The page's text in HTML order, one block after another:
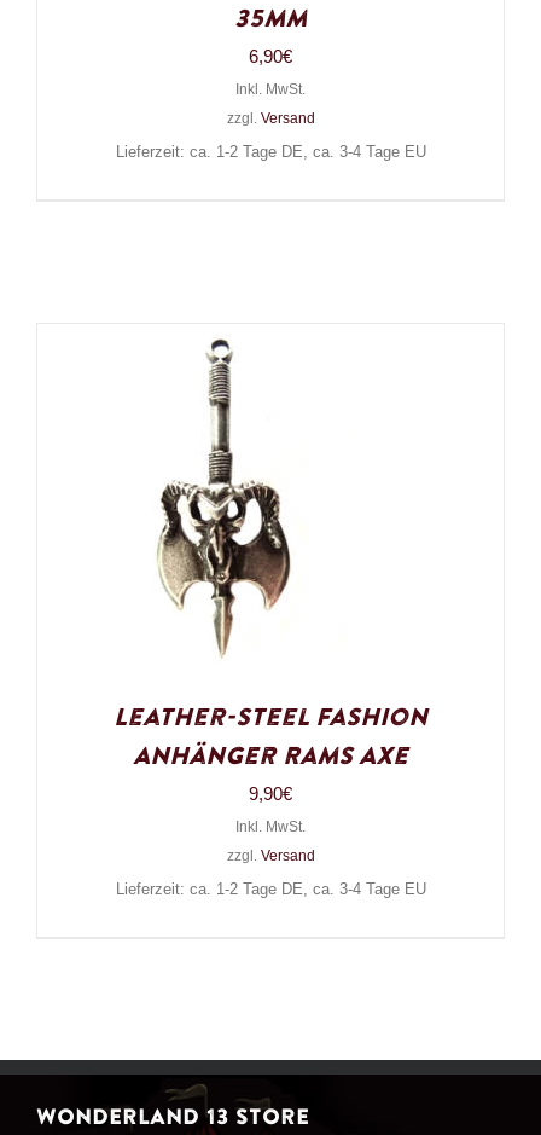
35mm
6,90€
Inkl. MwSt.
zzgl. Versand
Lieferzeit: ca. 1-2 Tage DE, ca. 3-4 Tage EU
Leather-Steel Fashion
Anhänger Rams Axe
9,90€
Inkl. MwSt.
zzgl. Versand
Lieferzeit: ca. 1-2 Tage DE, ca. 3-4 Tage EU
WONDERLAND 13 STORE